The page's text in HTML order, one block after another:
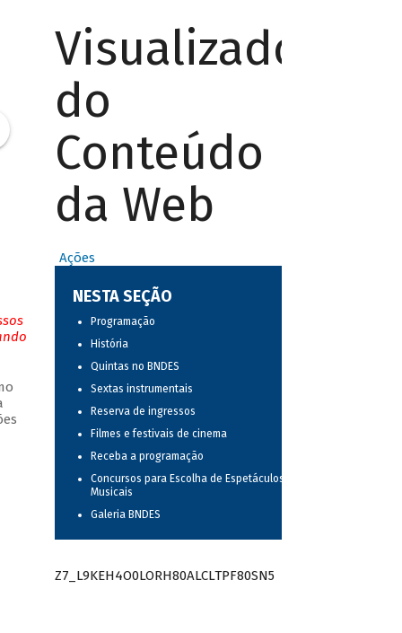
Visualizador
do
Conteúdo
da Web
Ações
NESTA SEÇÃO
Programação
História
Quintas no BNDES
Sextas instrumentais
Reserva de ingressos
Filmes e festivais de cinema
Receba a programação
Concursos para Escolha de Espetáculos
Musicais
Galeria BNDES
Z7_L9KEH4O0LORH80ALCLTPF80SN5